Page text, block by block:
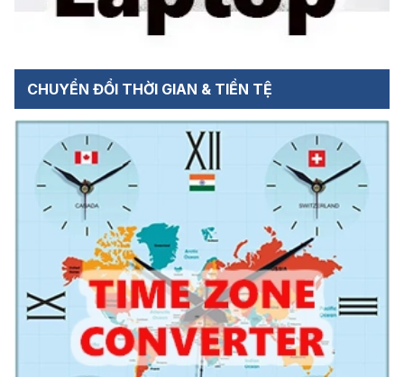
CHUYỂN ĐỔI THỜI GIAN & TIỀN TỆ